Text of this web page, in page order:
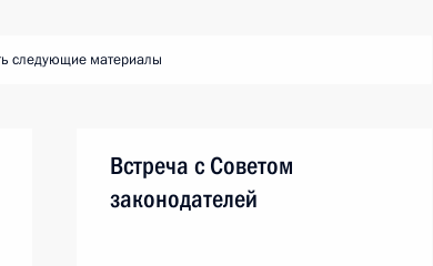
следующие материалы
Встреча с Советом
законодателей